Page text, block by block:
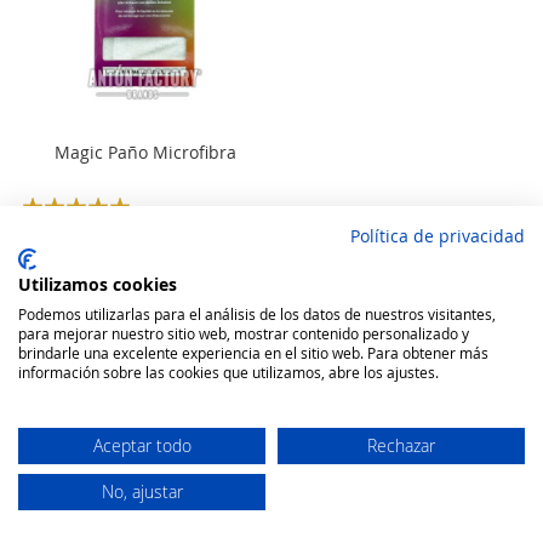
Magic Paño Microfibra
Rating:
5,58 €
Añadir a la cesta
Política de privacidad
Utilizamos cookies
Podemos utilizarlas para el análisis de los datos de nuestros visitantes,
para mejorar nuestro sitio web, mostrar contenido personalizado y
brindarle una excelente experiencia en el sitio web. Para obtener más
información sobre las cookies que utilizamos, abre los ajustes.
Aceptar todo Rechazar
No, ajustar